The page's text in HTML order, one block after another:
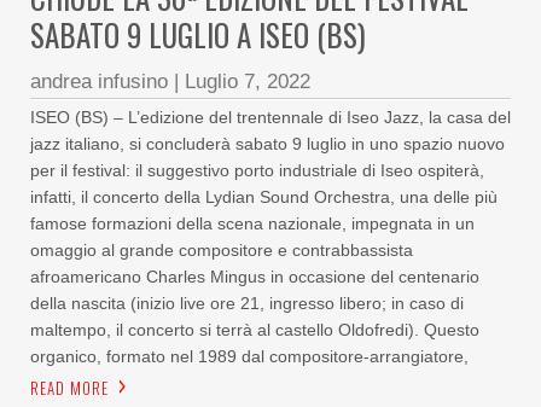
SABATO 9 LUGLIO A ISEO (BS)
andrea infusino | Luglio 7, 2022
ISEO (BS) – L’edizione del trentennale di Iseo Jazz, la casa del
jazz italiano, si concluderà sabato 9 luglio in uno spazio nuovo
per il festival: il suggestivo porto industriale di Iseo ospiterà,
infatti, il concerto della Lydian Sound Orchestra, una delle più
famose formazioni della scena nazionale, impegnata in un
omaggio al grande compositore e contrabbassista
afroamericano Charles Mingus in occasione del centenario
della nascita (inizio live ore 21, ingresso libero; in caso di
maltempo, il concerto si terrà al castello Oldofredi). Questo
organico, formato nel 1989 dal compositore-arrangiatore,
READ MORE